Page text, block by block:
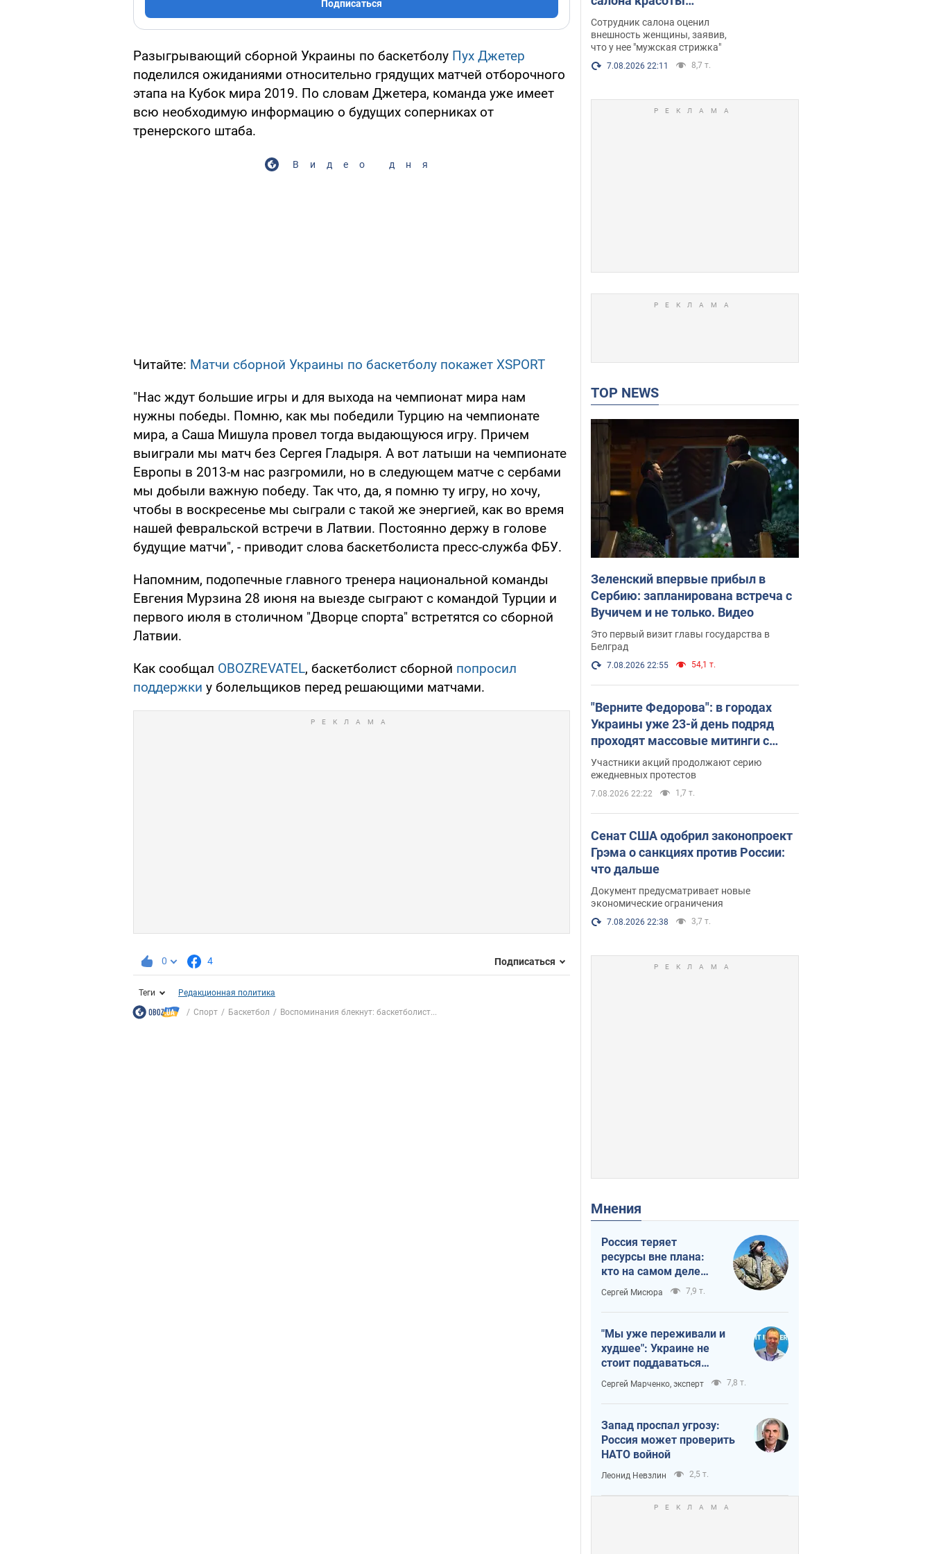
Подписаться
Разыгрывающий сборной Украины по баскетболу Пух Джетер
поделился ожиданиями относительно грядущих матчей отборочного
этапа на Кубок мира 2019. По словам Джетера, команда уже имеет
всю необходимую информацию о будущих соперниках от
тренерского штаба.
Видео дня
Читайте: Матчи сборной Украины по баскетболу покажет XSPORT
"Нас ждут большие игры и для выхода на чемпионат мира нам
нужны победы. Помню, как мы победили Турцию на чемпионате
мира, а Саша Мишула провел тогда выдающуюся игру. Причем
выиграли мы матч без Сергея Гладыря. А вот латыши на чемпионате
Европы в 2013-м нас разгромили, но в следующем матче с сербами
мы добыли важную победу. Так что, да, я помню ту игру, но хочу,
чтобы в воскресенье мы сыграли с такой же энергией, как во время
нашей февральской встречи в Латвии. Постоянно держу в голове
будущие матчи", - приводит слова баскетболиста пресс-служба ФБУ.
Напомним, подопечные главного тренера национальной команды
Евгения Мурзина 28 июня на выезде сыграют с командой Турции и
первого июля в столичном "Дворце спорта" встретятся со сборной
Латвии.
Как сообщал OBOZREVATEL, баскетболист сборной попросил
поддержки у болельщиков перед решающими матчами.
0 4 Подписаться
Теги
Редакционная политика
Спорт
Баскетбол Воспоминания блекнут: баскетболист...
оскорбил женщину
после химиотерапии,
разгорелся скандал.
Фото
Сотрудник салона оценил
внешность женщины, заявив,
что у нее "мужская стрижка"
7.08.2026 22:11 8,7 т.
TOP NEWS
Зеленский впервые прибыл в
Сербию: запланирована встреча с
Вучичем и не только. Видео
Это первый визит главы государства в
Белград
7.08.2026 22:55 54,1 т.
"Верните Федорова": в городах
Украины уже 23-й день подряд
проходят массовые митинги с
плакатами. Фото и видео
Участники акций продолжают серию
ежедневных протестов
7.08.2026 22:22 1,7 т.
Сенат США одобрил законопроект
Грэма о санкциях против России:
что дальше
Документ предусматривает новые
экономические ограничения
7.08.2026 22:38 3,7 т.
Мнения
Россия теряет
ресурсы вне плана:
кто на самом деле
диктует темп войны
Сергей Мисюра 7,9 т.
"Мы уже переживали и
худшее": Украине не
стоит поддаваться
отчаянию из-за
ракетного террора
Сергей Марченко, эксперт 7,8 т.
Запад проспал угрозу:
Россия может проверить
НАТО войной
Леонид Невзлин 2,5 т.